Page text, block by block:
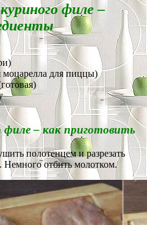
филе –
для пиццы)
филе – как приготовить
полотенцем и разрезать
отбить молотком.